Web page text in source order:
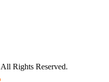
Rights Reserved.